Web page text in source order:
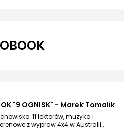
"9 OGNISK" - Marek Tomalik
11 lektorów, muzyka i
z wypraw 4x4 w Australii..